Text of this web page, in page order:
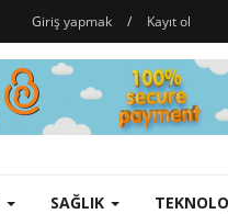
Giriş yapmak / Kayıt ol
SAĞLIK